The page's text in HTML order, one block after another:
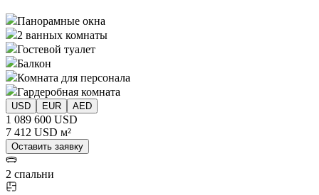
Панорамные окна
2 ванных комнаты
Гостевой туалет
Балкон
Комната для персонала
Гардеробная комната
USD EUR AED
1 089 600 USD
7 412 USD м²
Оставить заявку
2 спальни